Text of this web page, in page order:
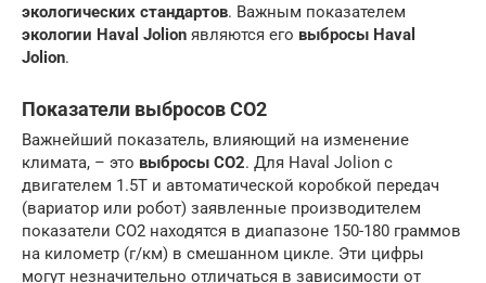
экологических стандартов. Важным показателем
экологии Haval Jolion являются его выбросы Haval
Jolion.
Показатели выбросов CO2
Важнейший показатель, влияющий на изменение
климата, – это выбросы CO2. Для Haval Jolion с
двигателем 1.5T и автоматической коробкой передач
(вариатор или робот) заявленные производителем
показатели CO2 находятся в диапазоне 150-180 граммов
на километр (г/км) в смешанном цикле. Эти цифры
могут незначительно отличаться в зависимости от